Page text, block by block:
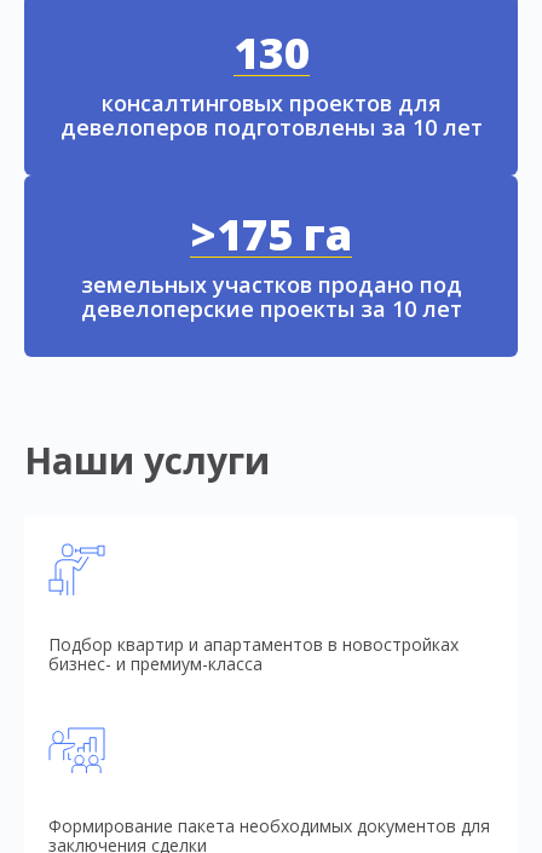
130
консалтинговых проектов для
девелоперов подготовлены за 10 лет
>175 га
земельных участков продано под
девелоперские проекты за 10 лет
Наши услуги
Подбор квартир и апартаментов в новостройках
бизнес- и премиум-класса
Формирование пакета необходимых документов для
заключения сделки